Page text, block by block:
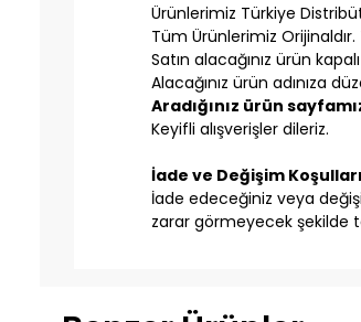
Ürünlerimiz Türkiye
Tüm Ürünlerimiz
Satın alacağınız ürün
Alacağınız ürün adınıza
Aradığınız ürün
Keyifli alışverişler dileriz.
İade ve Değişim Koşulları
İade edeceğiniz veya
zarar görmeyecek şekilde